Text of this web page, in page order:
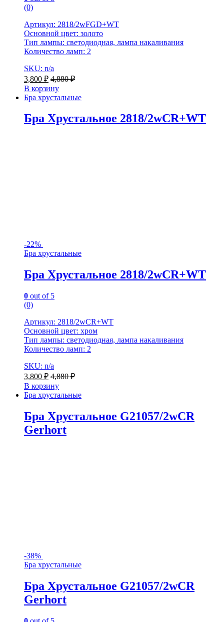
(0)
Артикул: 2818/2wFGD+WT
Основной цвет: золото
Тип лампы: светодиодная, лампа накаливания
Количество ламп: 2
SKU: n/a
3,800 ₽ 4,880₽
В корзину
Бра хрустальные
Бра Хрустальное 2818/2wCR+WT
-22%
Бра хрустальные
Бра Хрустальное 2818/2wCR+WT
0 out of 5
(0)
Артикул: 2818/2wCR+WT
Основной цвет: хром
Тип лампы: светодиодная, лампа накаливания
Количество ламп: 2
SKU: n/a
3,800 ₽ 4,880₽
В корзину
Бра хрустальные
Бра Хрустальное G21057/2wCR
Gerhort
-38%
Бра хрустальные
Бра Хрустальное G21057/2wCR
Gerhort